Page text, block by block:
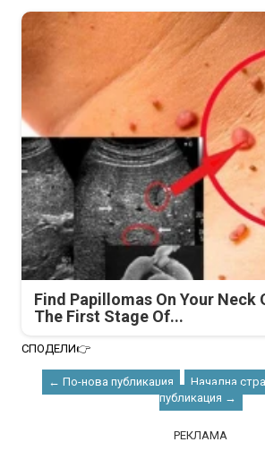
Find Papillomas On Your Neck
The First Stage Of...
СПОДЕЛИ👉
← По-нова публикация Начална
публикация →
РЕКЛАМА